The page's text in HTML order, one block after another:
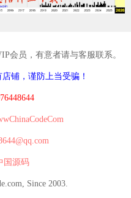
会员，有意者请与客服联系。
铺，谨防上当受骗！
国源码
Since 2003.